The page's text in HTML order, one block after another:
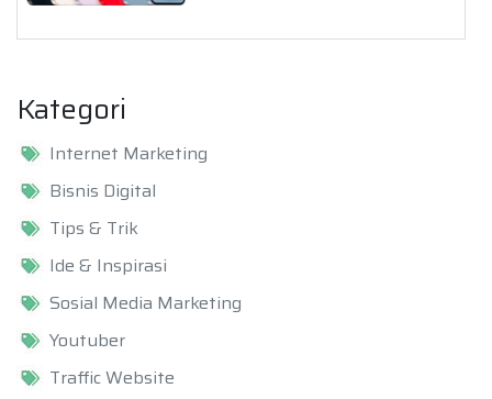
Kategori
Internet Marketing
Bisnis Digital
Tips & Trik
Ide & Inspirasi
Sosial Media Marketing
Youtuber
Traffic Website